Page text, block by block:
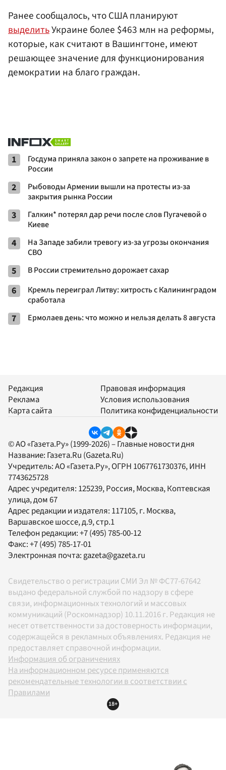
Ранее сообщалось, что США планируют
выделитьУкраине более $463 млн на реформы,
которые, как считают в Вашингтоне, имеют
решающее значение для функционирования
демократии на благо граждан.
1
Госдума приняла закон о запрете на проживание в
России
2
Рыбоводы Армении вышли на протесты из-за
закрытия рынка России
3
Галкин* потерял дар речи после слов Пугачевой о
Киеве
4
На Западе забили тревогу из-за угрозы окончания
СВО
5 В России стремительно дорожает сахар
6
Кремль переиграл Литву: хитрость с Калининградом
сработала
7 Ермолаев день: что можно и нельзя делать 8 августа
Редакция
Реклама
Карта сайта
Правовая информация
Условия использования
Политика конфиденциальности
© АО «Газета.Ру» (1999-2026) – Главные новости дня
Название: Газета.Ru (Gazeta.Ru)
Учредитель:АО «Газета.Ру», ОГРН 1067761730376, ИНН
7743625728
Адрес учредителя: 125239, Россия, Москва, Коптевская
улица, дом 67
Адрес редакции и издателя: 117105, г. Москва,
Варшавское шоссе, д.9, стр.1
Телефон редакции:+7 (495) 785-00-12
Факс:+7 (495) 785-17-01
Электронная почта: gazeta@gazeta.ru
Свидетельство о регистрации СМИ Эл № ФС77-67642
выдано федеральной службой по надзору в сфере
связи, информационных технологий и массовых
коммуникаций (Роскомнадзор) 10.11.2016 г. Редакция не
несет ответственности за достоверность информации,
содержащейся в рекламных объявлениях. Редакция не
предоставляет справочной информации.
Информация об ограничениях
На информационном ресурсе применяются
рекомендательные технологии в соответствии с
Правилами
18+